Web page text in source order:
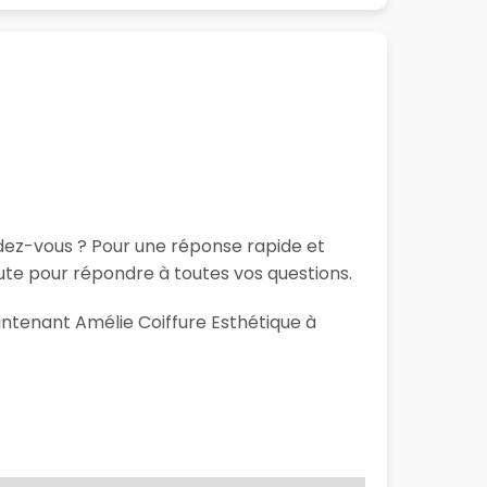
vous ? Pour une réponse rapide et
pour répondre à toutes vos questions.
Amélie Coiffure Esthétique à